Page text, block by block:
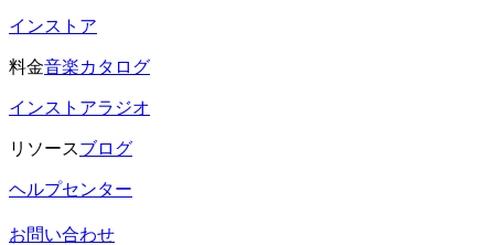
インストア
料金音楽カタログ
インストアラジオ
リソースブログ
ヘルプセンター
お問い合わせ